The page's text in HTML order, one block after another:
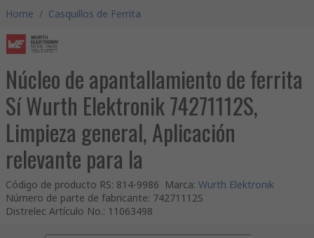
Home / Casquillos de Ferrita
Núcleo de apantallamiento de ferrita
Sí Wurth Elektronik 74271112S,
Limpieza general, Aplicación
relevante para la
Código de producto RS: 814-9986 Marca: Wurth Elektronik
Número de parte de fabricante: 74271112S
Distrelec Artículo No.: 11063498